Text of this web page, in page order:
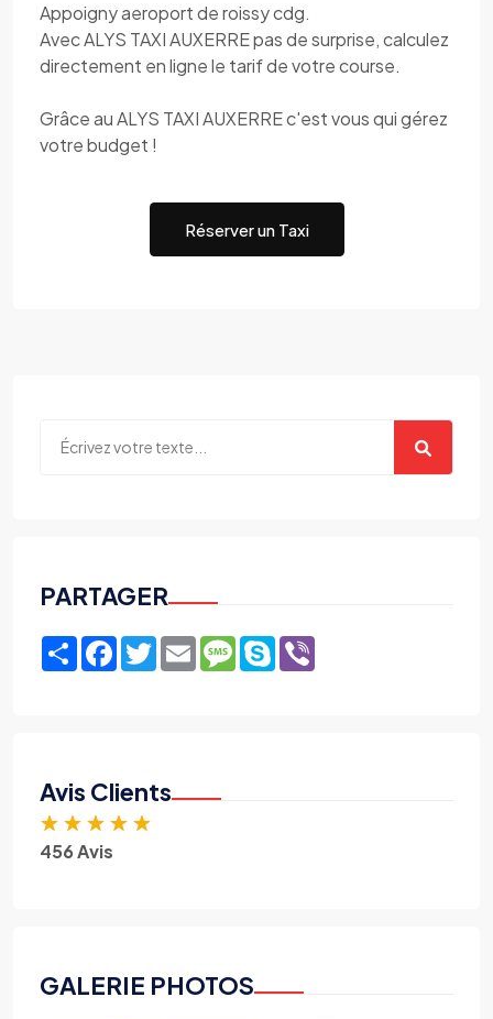
Appoigny aeroport de roissy cdg.
Avec ALYS TAXI AUXERRE pas de surprise, calculez
directement en ligne le tarif de votre course.
Grâce au ALYS TAXI AUXERRE c'est vous qui gérez
votre budget !
Réserver un Taxi
PARTAGER
ShareFacebook
TwitterEmailMessage
Skype
Avis Clients
★ ★ ★ ★ ★
456 Avis
GALERIE PHOTOS